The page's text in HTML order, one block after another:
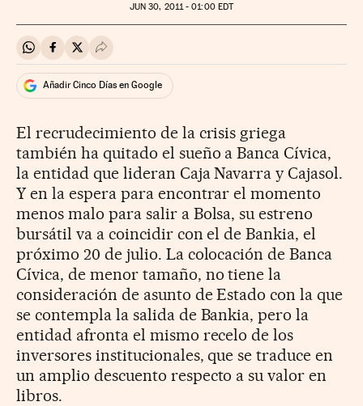
JUN 30, 2011 - 01:00EDT
Compartir en Whatsapp
Compartir en Facebook
Compartir en Twitter
Desplegar Redes Sociales
Añadir Cinco Días en Google
El recrudecimiento de la crisis griega
también ha quitado el sueño a Banca Cívica,
la entidad que lideran Caja Navarra y Cajasol.
Y en la espera para encontrar el momento
menos malo para salir a Bolsa, su estreno
bursátil va a coincidir con el de Bankia, el
próximo 20 de julio. La colocación de Banca
Cívica, de menor tamaño, no tiene la
consideración de asunto de Estado con la que
se contempla la salida de Bankia, pero la
entidad afronta el mismo recelo de los
inversores institucionales, que se traduce en
un amplio descuento respecto a su valor en
libros.